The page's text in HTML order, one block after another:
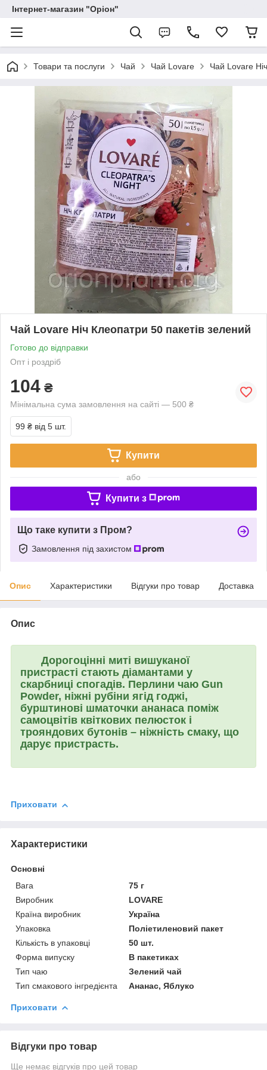
Інтернет-магазин "Оріон"
Товари та послуги Чай Чай Lovare Чай Lovare
Чай Lovare Ніч Клеопатри 50 пакетів зелений
Готово до відправки
Опт і роздріб
104 ₴
Мінімальна сума замовлення на сайті — 500 ₴
99 ₴ від 5 шт.
Купити
або
Купити з
Що таке купити з Пром?
Замовлення під захистом
Опис Характеристики Відгуки про товар Доставка
Опис
Дорогоцінні миті вишуканої
пристрасті стають діамантами у
скарбниці спогадів. Перлини чаю Gun
Powder, ніжні рубіни ягід годжі,
бурштинові шматочки ананаса поміж
самоцвітів квіткових пелюсток і
трояндових бутонів – ніжність смаку, що
дарує пристрасть.
Приховати
Характеристики
Основні
Вага
75 г
Виробник
LOVARE
Країна виробник
Україна
Упаковка
Поліетиленовий пакет
Кількість в упаковці
50 шт.
Форма випуску
В пакетиках
Тип чаю
Зелений чай
Тип смакового інгредієнта
Ананас, Яблуко
Приховати
Відгуки про товар
Ще немає відгуків про цей товар